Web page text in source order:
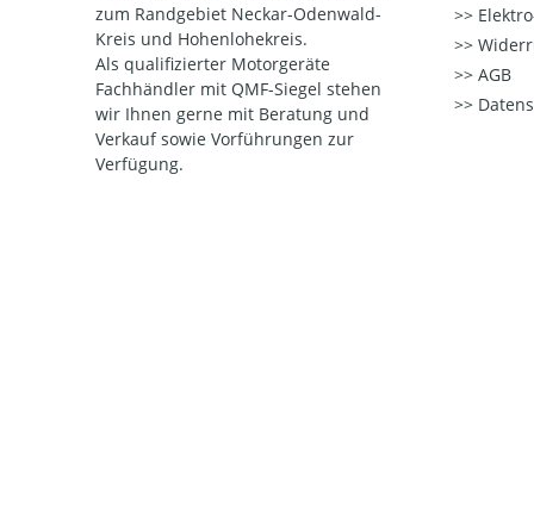
zum Randgebiet Neckar-Odenwald-
Kreis und Hohenlohekreis.
Als qualifizierter Motorgeräte
Fachhändler mit QMF-Siegel stehen
wir Ihnen gerne mit Beratung und
Verkauf sowie Vorführungen zur
Verfügung.
AGB